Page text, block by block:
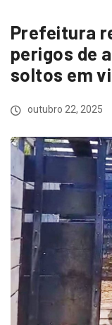
Prefeitura
perigos de
soltos em
outubro 22, 2025